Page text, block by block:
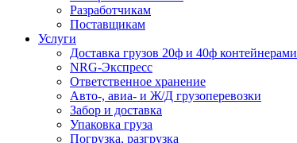
Разработчикам
Поставщикам
Услуги
Доставка грузов 20ф и 40ф контейнерами
NRG-Экспресс
Ответственное хранение
Авто-, авиа- и Ж/Д грузоперевозки
Забор и доставка
Упаковка груза
Погрузка, разгрузка